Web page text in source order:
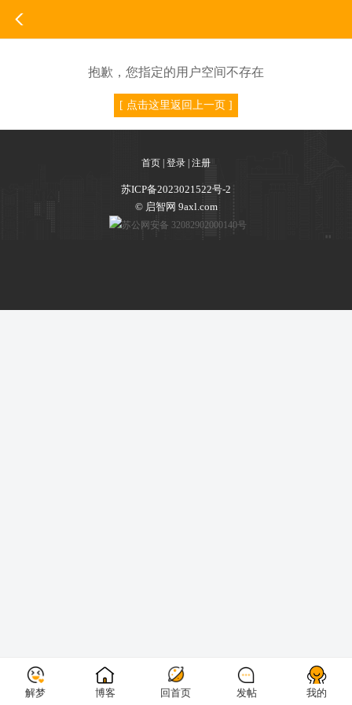
抱歉，您指定的用户空间不存在
[ 点击这里返回上一页 ]
首页 登录 注册
苏ICP备2023021522号-2
© 启智网 9axl.com
苏公网安备 32082902000140号
解梦 博客 回首页 发帖 我的